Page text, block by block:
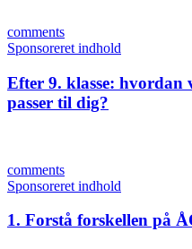
comments
Sponsoreret indhold
Efter 9. klasse: hvordan
passer til dig?
comments
Sponsoreret indhold
1. Forstå forskellen på